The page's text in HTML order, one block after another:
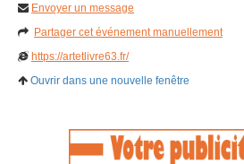
Envoyer un message
Partager cet événement manuellement
https://artetlivre63.fr/
Ouvrir dans une nouvelle fenêtre